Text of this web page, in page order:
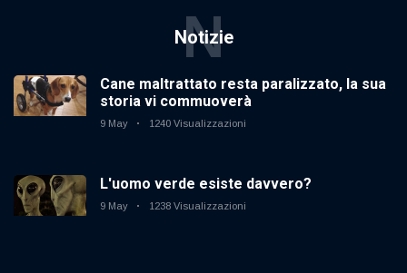
Notizie
N
Cane maltrattato resta paralizzato, la sua
storia vi commuoverà
9 May 1240 Visualizzazioni
L'uomo verde esiste davvero?
9 May 1238 Visualizzazioni